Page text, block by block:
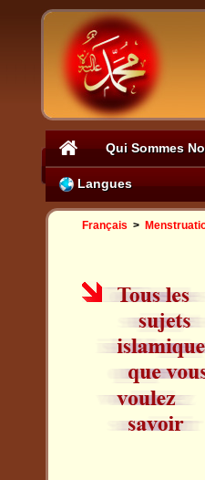
Qui Sommes
Langues
Français >